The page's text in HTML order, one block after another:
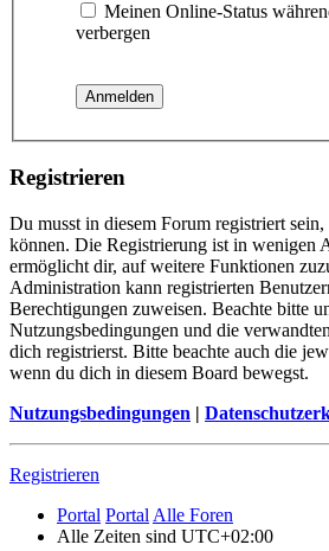
Meinen Online-Status
verbergen
Registrieren
Du musst in diesem Forum registriert
können. Die Registrierung ist in wenigen
ermöglicht dir, auf weitere Funktionen
Administration kann registrierten
Berechtigungen zuweisen. Beachte bitte
Nutzungsbedingungen und die
dich registrierst. Bitte beachte auch die
wenn du dich in diesem Board bewegst.
Nutzungsbedingungen |
Registrieren
Portal Portal Alle Foren
Alle Zeiten sind UTC+02:00